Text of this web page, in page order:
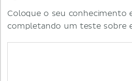
Coloque o seu conhecimento
completando um teste sobre